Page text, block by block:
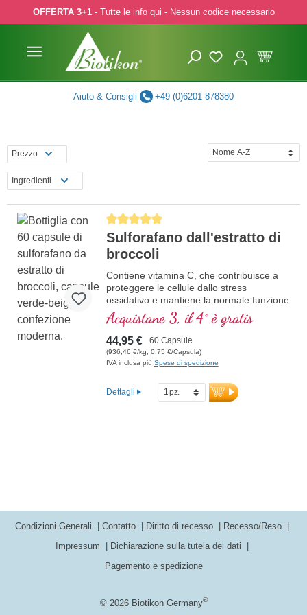
to main content
Skip to search
Skip to main navigation
OFFERTA 3+1- Tutte le info qui - Nessun codice necessario
Aiuto & Consigli +49 (0)6201-878380
Prezzo
Ingredienti
Average rating of 5 out of 5 stars
Sulforafano dall'estratto di
broccoli
Contiene vitamina C, che contribuisce a
proteggere le cellule dallo stress
ossidativo e mantiene la normale funzione
immunitaria. Con semi di nasturzio come
prezioso integratore.
Acquistane 3, il 4° è gratis
44,95 € 60 Capsule
(936,46 €/kg, 0,75 €/Capsula)
IVA inclusa più Spese di spedizione
Dettagli
© 2026 Biotikon Germany®
Condizioni Generali Contatto Diritto di recesso
Recesso/Reso
Impressum
Dichiarazione sulla tutela dei dati
Pagemento e spedizione